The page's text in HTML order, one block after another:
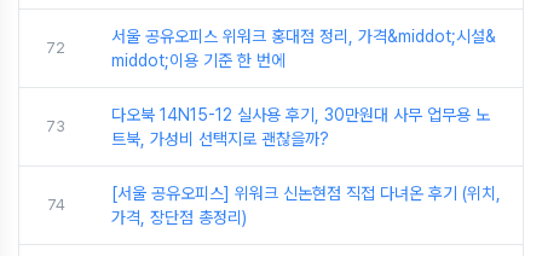
72
서울 공유오피스 위워크 홍대점 정리, 가격&middot;시설&
middot;이용 기준 한 번에
73
다오북 14N15-12 실사용 후기, 30만원대 사무 업무용 노
트북, 가성비 선택지로 괜찮을까?
74
[서울 공유오피스] 위워크 신논현점 직접 다녀온 후기 (위치,
가격, 장단점 총정리)